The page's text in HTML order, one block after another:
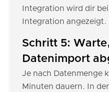
Integration wird dir
Integration angezeigt.
Schritt 5:
Datenimport
Je nach Datenmenge
Minuten dauern. In